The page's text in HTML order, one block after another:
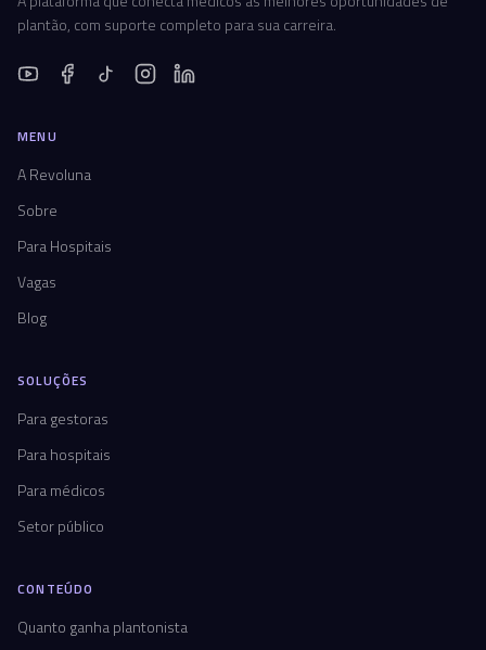
plantão, com suporte completo para sua carreira.
MENU
A Revoluna
Sobre
Para Hospitais
Vagas
Blog
SOLUÇÕES
Para gestoras
Para hospitais
Para médicos
Setor público
CONTEÚDO
Quanto ganha plantonista